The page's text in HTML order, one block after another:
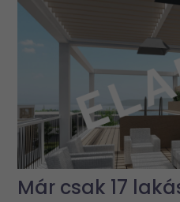
Már csak 17